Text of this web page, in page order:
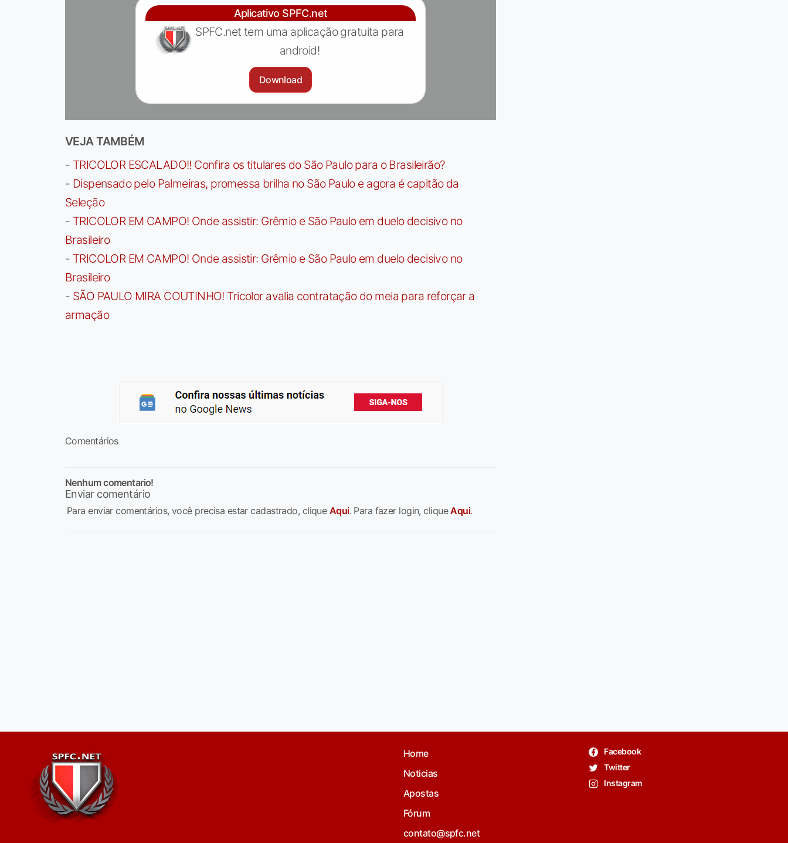
Aplicativo SPFC.net
SPFC.net tem uma aplicação gratuita para
android!
Download
VEJA TAMBÉM
- TRICOLOR ESCALADO!! Confira os titulares do São Paulo para o Brasileirão?
- Dispensado pelo Palmeiras, promessa brilha no São Paulo e agora é capitão da
Seleção
- TRICOLOR EM CAMPO! Onde assistir: Grêmio e São Paulo em duelo decisivo no
Brasileiro
- TRICOLOR EM CAMPO! Onde assistir: Grêmio e São Paulo em duelo decisivo no
Brasileiro
- SÃO PAULO MIRA COUTINHO! Tricolor avalia contratação do meia para reforçar a
armação
Comentários
Nenhum comentario!
Enviar comentário
Para enviar comentários, você precisa estar cadastrado, clique Aqui. Para fazer login, cliqueAqui.
Home
Noticias
Apostas
Fórum
contato@spfc.net
Facebook
Twitter
Instagram